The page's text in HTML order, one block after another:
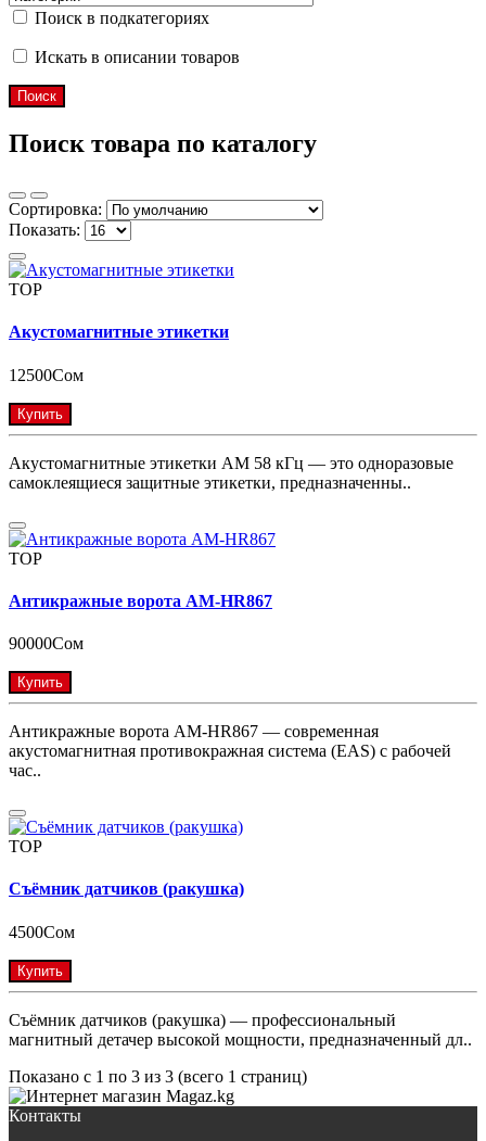
Поиск в подкатегориях
Искать в описании товаров
Поиск товара по каталогу
Сортировка:
Показать:
TOP
Акустомагнитные этикетки
12500Сом
Купить
Акустомагнитные этикетки AM 58 кГц — это одноразовые
самоклеящиеся защитные этикетки, предназначенны..
TOP
Антикражные ворота AM-HR867
90000Сом
Купить
Антикражные ворота AM-HR867 — современная
акустомагнитная противокражная система (EAS) с рабочей
час..
TOP
Съёмник датчиков (ракушка)
4500Сом
Купить
Съёмник датчиков (ракушка) — профессиональный
магнитный детачер высокой мощности, предназначенный дл..
Показано с 1 по 3 из 3 (всего 1 страниц)
Контакты